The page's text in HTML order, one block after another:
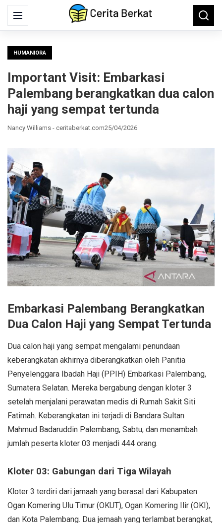
Menu
Search
for:
HUMANIORA
Important Visit: Embarkasi
Palembang berangkatkan dua calon
haji yang sempat tertunda
Nancy Williams - ceritaberkat.com25/04/2026
Embarkasi Palembang Berangkatkan
Dua Calon Haji yang Sempat Tertunda
Dua calon haji yang sempat mengalami penundaan
keberangkatan akhirnya diberangkatkan oleh Panitia
Penyelenggara Ibadah Haji (PPIH) Embarkasi Palembang,
Sumatera Selatan. Mereka bergabung dengan kloter 3
setelah menjalani perawatan medis di Rumah Sakit Siti
Fatimah. Keberangkatan ini terjadi di Bandara Sultan
Mahmud Badaruddin Palembang, Sabtu, dan menambah
jumlah peserta kloter 03 menjadi 444 orang.
Kloter 03: Gabungan dari Tiga Wilayah
Kloter 3 terdiri dari jamaah yang berasal dari Kabupaten
Ogan Komering Ulu Timur (OKUT), Ogan Komering Ilir (OKI),
dan Kota Palembang. Dua jemaah yang terlambat berangkat,